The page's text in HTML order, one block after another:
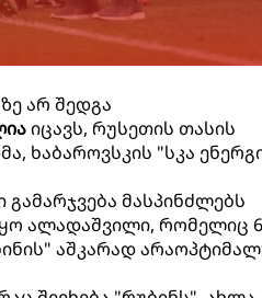
არ შედგა
იცავს, რუსეთის თასის
ხაბაროვსკის "სკა
მასპინძლებს
ალადაშვილი, რომელიც
აშკარად